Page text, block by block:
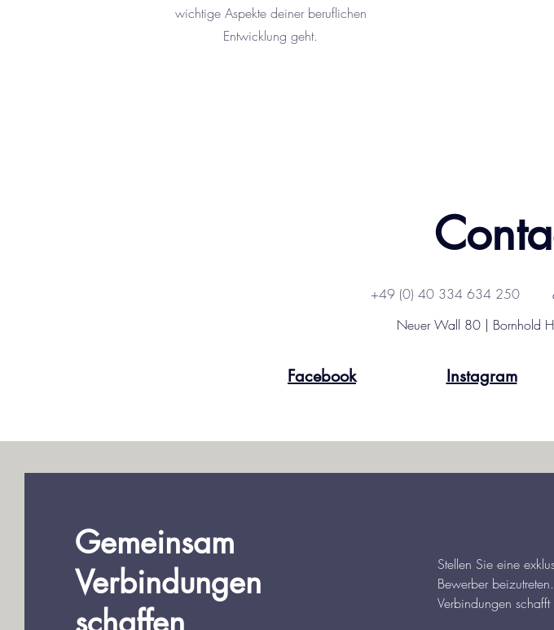
wichtige Aspekte deiner beruflichen
Entwicklung geht.
+49 (0) 40 334 634 250
Neuer Wall 80 | Bornhold
Facebook Instagram
Gemeinsam
Verbindungen
Stellen Sie eine
Bewerber
Verbindungen